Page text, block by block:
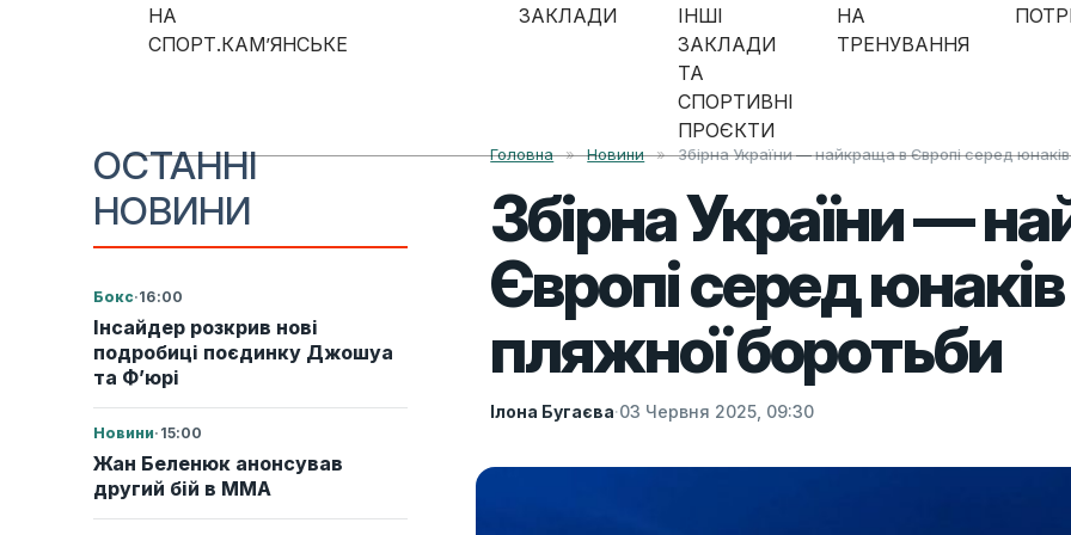
Skip to content
НА
СПОРТ.КАМ’ЯНСЬКЕ
ЗАКЛАДИ
ІНШІ
ЗАКЛАДИ
ТА
СПОРТИВНІ
ПРОЄКТИ
НА
ТРЕНУВАННЯ
ОСТАННІ
НОВИНИ
Бокс·16:00
Інсайдер розкрив нові
подробиці поєдинку Джошуа
та Ф’юрі
Новини· 15:00
Жан Беленюк анонсував
другий бій в ММА
Головна » Новини » Збірна України — найкраща в Європі серед юнаків
Збірна України —
Європі серед юнаків
пляжної боротьби
Ілона Бугаєва·03 Червня 2025, 09:30